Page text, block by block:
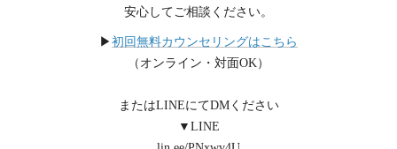
安心してご相談ください。
▶ 初回無料カウンセリングはこちら
（オンライン・対面OK）
またはLINEにてDMください
▼LINE